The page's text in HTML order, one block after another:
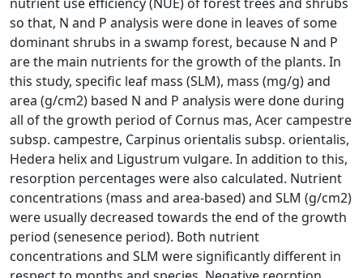
so that, N and P analysis were done in leaves of some
dominant shrubs in a swamp forest, because N and P
are the main nutrients for the growth of the plants. In
this study, specific leaf mass (SLM), mass (mg/g) and
area (g/cm2) based N and P analysis were done during
all of the growth period of Cornus mas, Acer campestre
subsp. campestre, Carpinus orientalis subsp. orientalis,
Hedera helix and Ligustrum vulgare. In addition to this,
resorption percentages were also calculated. Nutrient
concentrations (mass and area-based) and SLM (g/cm2)
were usually decreased towards the end of the growth
period (senesence period). Both nutrient
concentrations and SLM were significantly different in